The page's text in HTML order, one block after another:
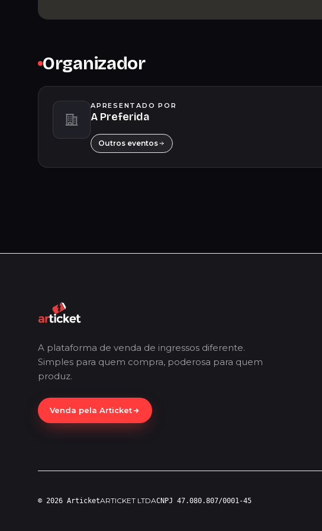
Organizador
APRESENTADO POR
A Preferida
Outros eventos
A plataforma de venda de ingressos diferente.
Simples para quem compra, poderosa para quem
produz.
Venda pela Articket
© 2026 ArticketARTICKET LTDACNPJ 47.080.807/0001-45